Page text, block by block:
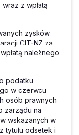
z wpłatą
zysków
CIT-NZ za
należnego
podatku
w czerwcu
osób prawnych
zarządu na
wskazanych w
tytułu odsetek i